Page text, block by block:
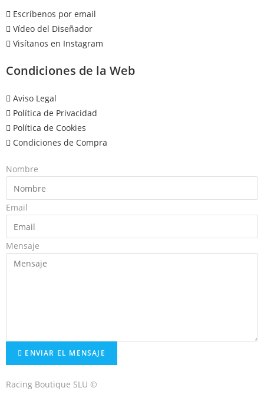
Escríbenos por email
Vídeo del Diseñador
Visítanos en Instagram
Condiciones de la Web
Aviso Legal
Política de Privacidad
Política de Cookies
Condiciones de Compra
Nombre
Email
Mensaje
ENVIAR EL MENSAJE
Racing Boutique SLU ©